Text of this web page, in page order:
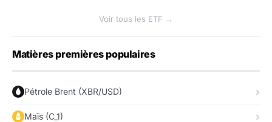
Voir tous les ETF →
Matières premières populaires
Pétrole Brent (XBR/USD)
Maïs (C_1)